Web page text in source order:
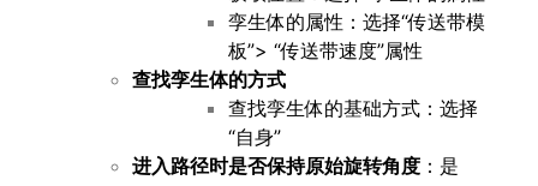
孪生体的属性：选择“传送带模
板”> “传送带速度”属性
查找孪生体的方式
查找孪生体的基础方式：选择
“自身”
进入路径时是否保持原始旋转角度 ：是